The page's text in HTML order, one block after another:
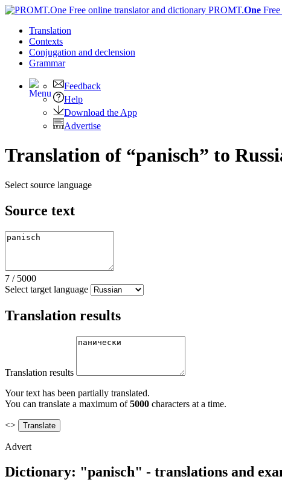
PROMT.One
Translation
Contexts
Conjugation and declension
Grammar
Feedback
Help
Download the App
Advertise
Translation of “panisch” to
Select source language
Source text
7 / 5000
Select target language
Translation results
Translation results
Your text has been partially translated.
You can translate a maximum of5000 characters at a time.
<>
Advert
Dictionary: "panisch" - translations and